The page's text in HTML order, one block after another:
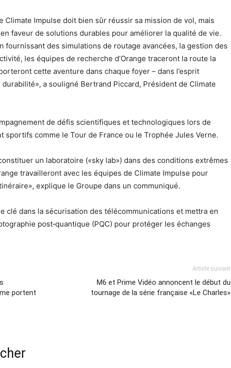
Climate Impulse doit bien sûr réussir sa mission de vol, mais
faveur de solutions durables pour améliorer la qualité de vie.
fournissant des simulations de routage avancées, la gestion des
les équipes de recherche d’Orange traceront la route la
cette aventure dans chaque foyer – dans l’esprit
durabilité», a souligné Bertrand Piccard, Président de Climate
de défis scientifiques et technologiques lors de
sportifs comme le Tour de France ou le Trophée Jules Verne.
un laboratoire («sky lab») dans des conditions extrêmes
travailleront avec les équipes de Climate Impulse pour
explique le Groupe dans un communiqué.
clé dans la sécurisation des télécommunications et mettra en
post‑quantique (PQC) pour protéger les échanges
portent
Article suivant
M6 et Prime Vidéo annoncent le début du
tournage de la série française «Le Charles»